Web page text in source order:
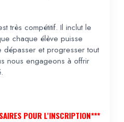
très compétitif. Il inclut le
chaque élève puisse
et progresser tout
nous engageons à offrir
POUR L'INSCRIPTION***